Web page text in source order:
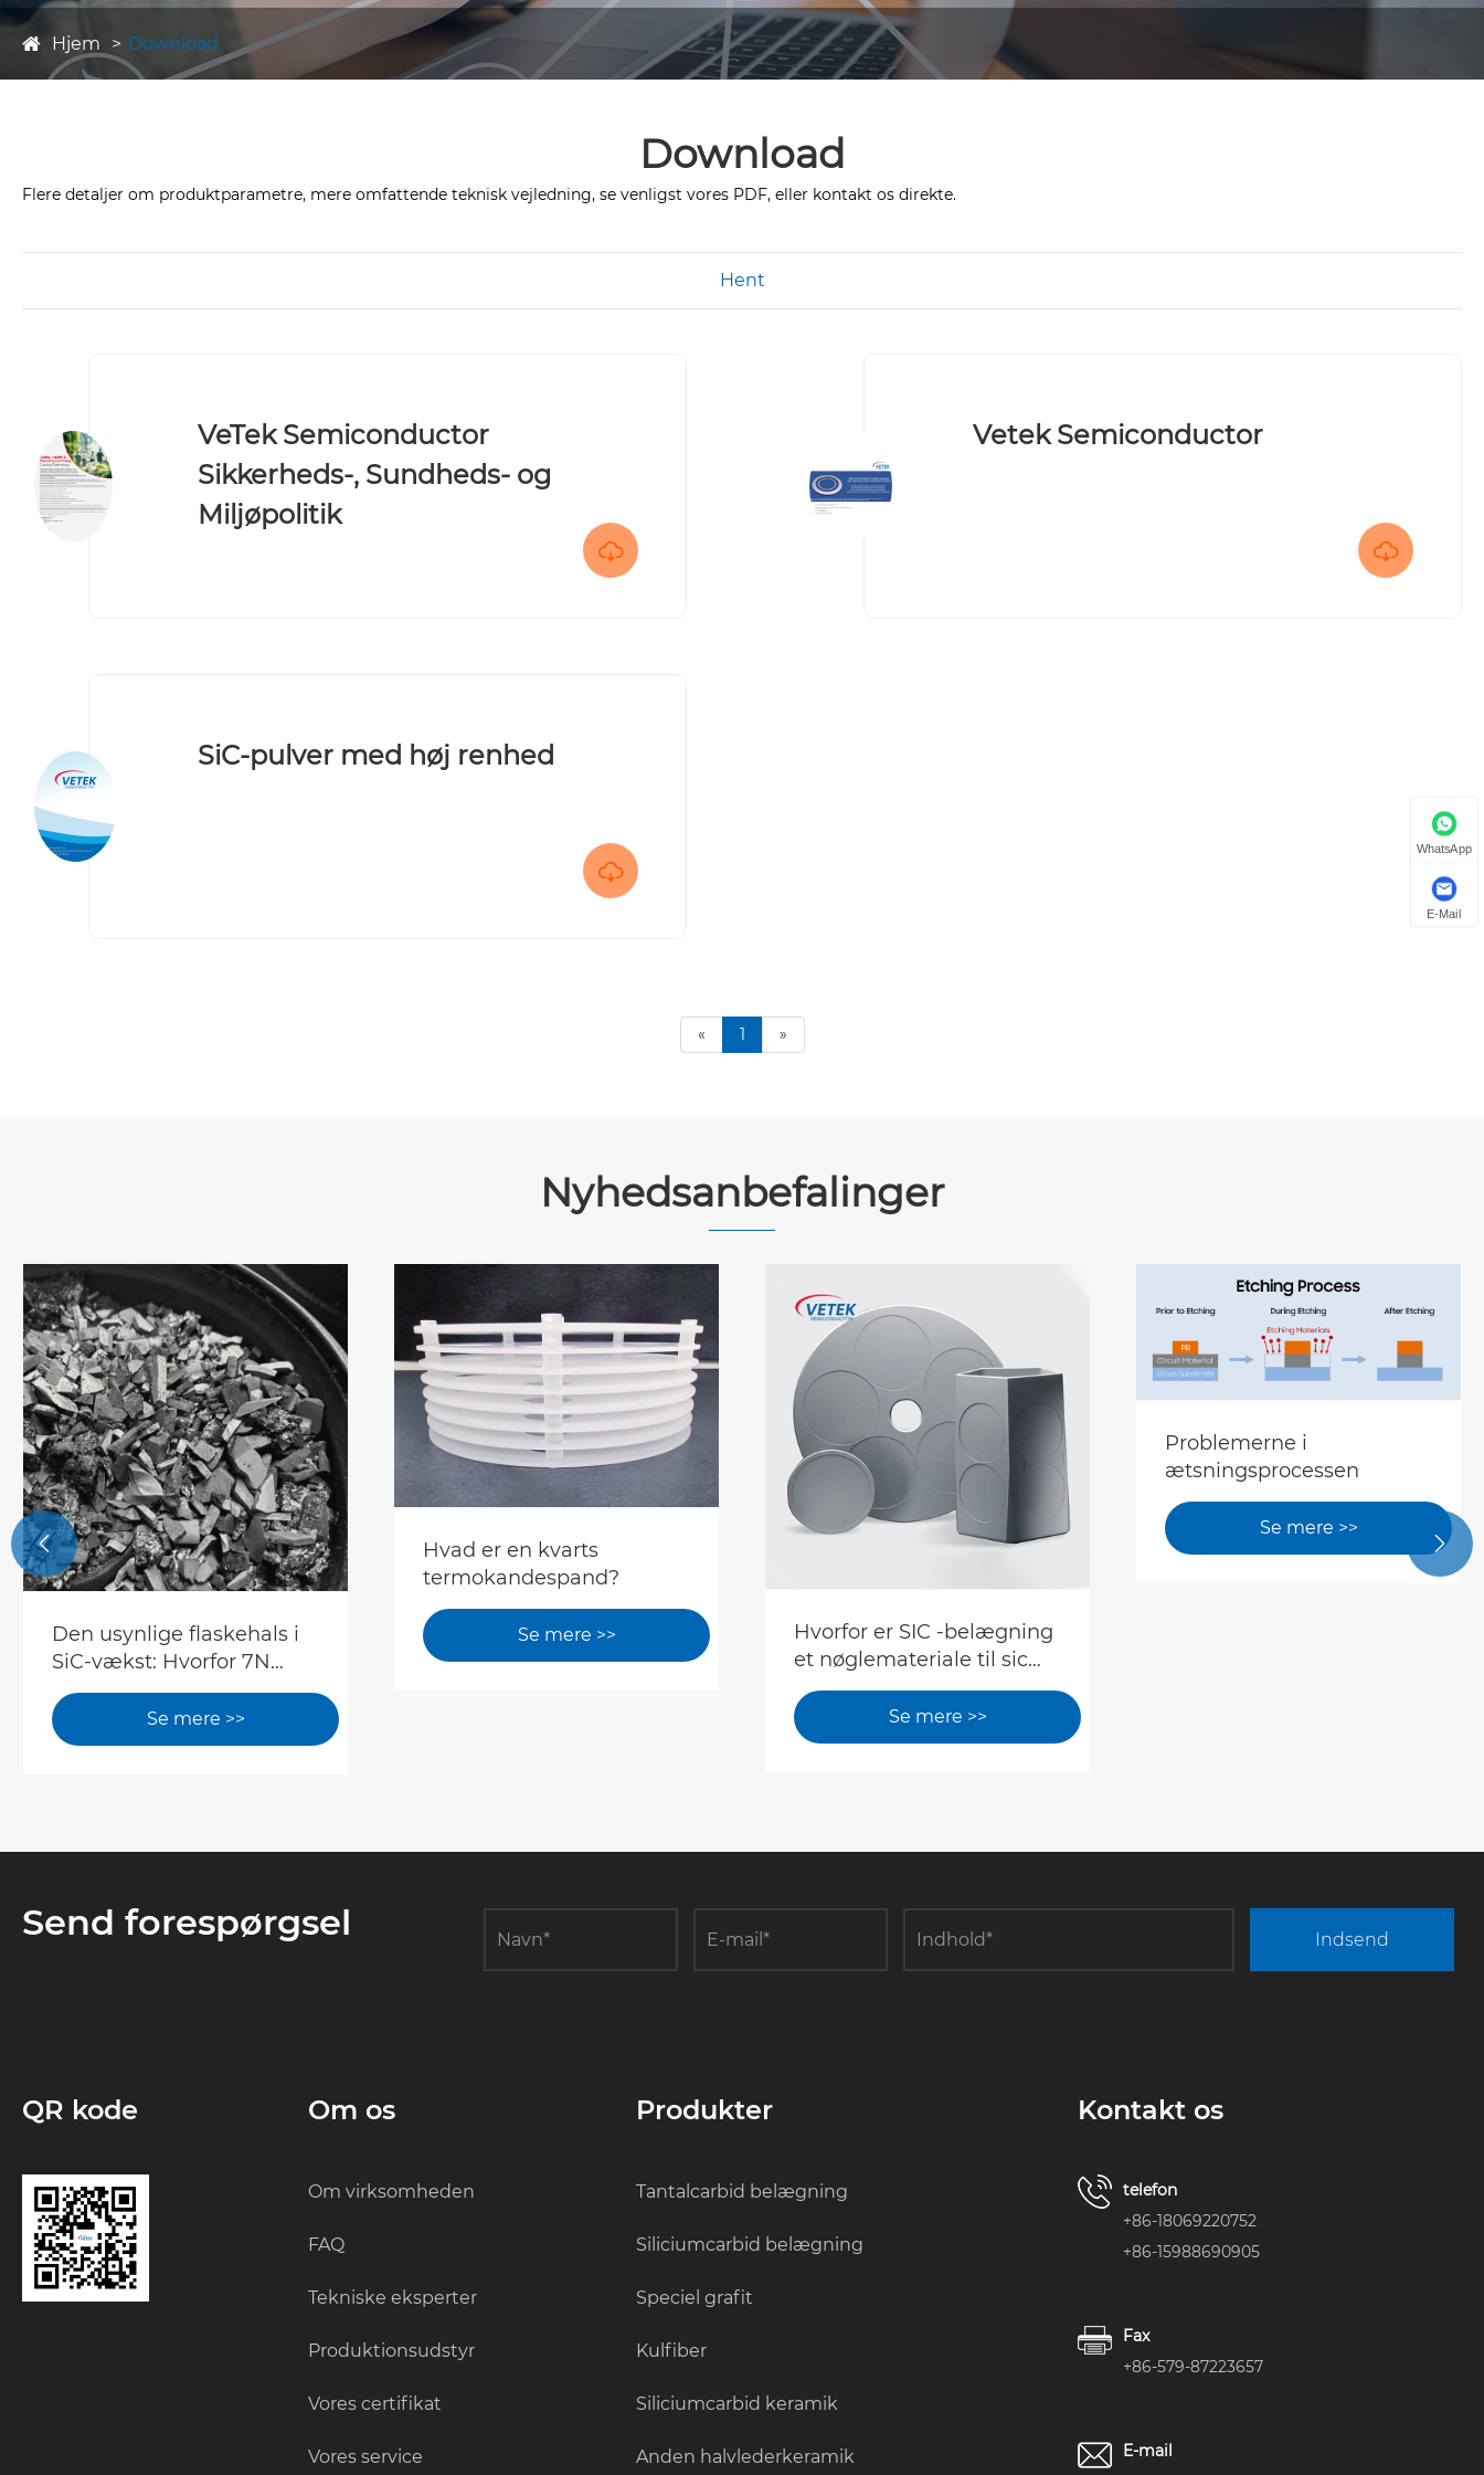
Hjem Download
Download
Flere detaljer om produktparametre, mere omfattende teknisk vejledning, se venligst vores PDF, eller kontakt os direkte.
Hent
VeTek Semiconductor
Sikkerheds-, Sundheds- og
Miljøpolitik

Vetek Semiconductor

SiC-pulver med høj renhed

« 1 »
Nyhedsanbefalinger
Den usynlige flaskehals i
SiC-vækst: Hvorfor 7N
Bulk CVD SiC-råmateriale
erstatter traditionelt
pulver
Se mere >>
Hvad er en kvarts
termokandespand?
Se mere >>
Hvorfor er SIC -belægning
et nøglemateriale til sic
epitaksial vækst?
Se mere >>
Problemerne i
ætsningsprocessen
Se mere >>
 
Send forespørgsel Indsend
QR kode Om os
Om virksomheden
FAQ
Tekniske eksperter
Produktionsudstyr
Vores certifikat
Vores service
Produkter
Tantalcarbid belægning
Siliciumcarbid belægning
Speciel grafit
Kulfiber
Siliciumcarbid keramik
Anden halvlederkeramik
Kontakt os
telefon
+86-18069220752
+86-15988690905
Fax
+86-579-87223657
E-mail
WhatsApp
E-Mail